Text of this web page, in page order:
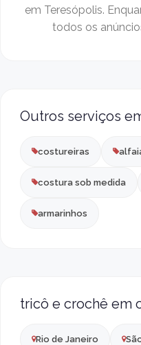
em Teresópolis.
todos os
Outros serviços
costureiras
costura sob medida
armarinhos
tricô e crochê em
Rio de Janeiro